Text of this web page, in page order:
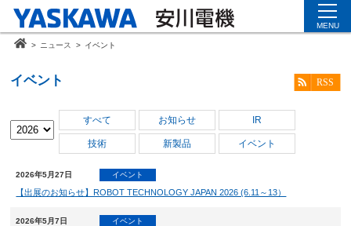
MENU
> ニュース > イベント
イベント
すべて お知らせ IR
技術 新製品 イベント
2026年5月27日 イベント
【出展のお知らせ】ROBOT TECHNOLOGY JAPAN 2026 (6.11～13）
2026年5月7日 イベント